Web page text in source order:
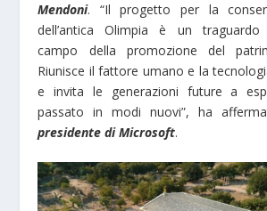
Mendoni. “Il progetto per la
dell’antica Olimpia è un
campo della promozione del
Riunisce il fattore umano e la
e invita le generazioni future a
passato in modi nuovi”, ha
presidente di Microsoft.